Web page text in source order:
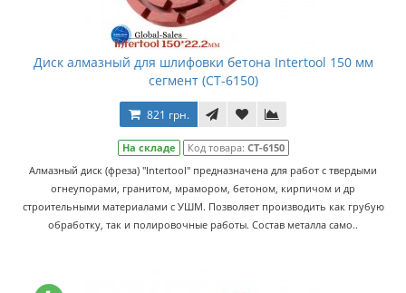
Диск алмазный для шлифовки бетона Intertool 150 мм
сегмент (CT-6150)
821 грн.
На складе Код товара: CT-6150
Алмазный диск (фреза) "Intertool" предназначена для работ с твердыми
огнеупорами, гранитом, мрамором, бетоном, кирпичом и др
строительными материалами с УШМ. Позволяет производить как грубую
обработку, так и полировочные работы. Состав металла само..